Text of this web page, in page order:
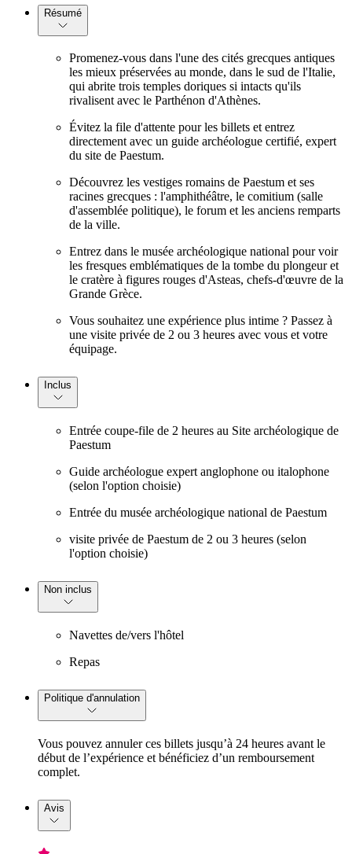
Résumé
Promenez-vous dans l'une des cités grecques antiques
les mieux préservées au monde, dans le sud de l'Italie,
qui abrite trois temples doriques si intacts qu'ils
rivalisent avec le Parthénon d'Athènes.
Évitez la file d'attente pour les billets et entrez
directement avec un guide archéologue certifié, expert
du site de Paestum.
Découvrez les vestiges romains de Paestum et ses
racines grecques : l'amphithéâtre, le comitium (salle
d'assemblée politique), le forum et les anciens remparts
de la ville.
Entrez dans le musée archéologique national pour voir
les fresques emblématiques de la tombe du plongeur et
le cratère à figures rouges d'Asteas, chefs-d'œuvre de la
Grande Grèce.
Vous souhaitez une expérience plus intime ? Passez à
une visite privée de 2 ou 3 heures avec vous et votre
équipage.
Inclus
Entrée coupe-file de 2 heures au Site archéologique de
Paestum
Guide archéologue expert anglophone ou italophone
(selon l'option choisie)
Entrée du musée archéologique national de Paestum
visite privée de Paestum de 2 ou 3 heures (selon
l'option choisie)
Non inclus
Navettes de/vers l'hôtel
Repas
Politique d'annulation
Vous pouvez annuler ces billets jusqu’à 24 heures avant le
début de l’expérience et bénéficiez d’un remboursement
complet.
Avis